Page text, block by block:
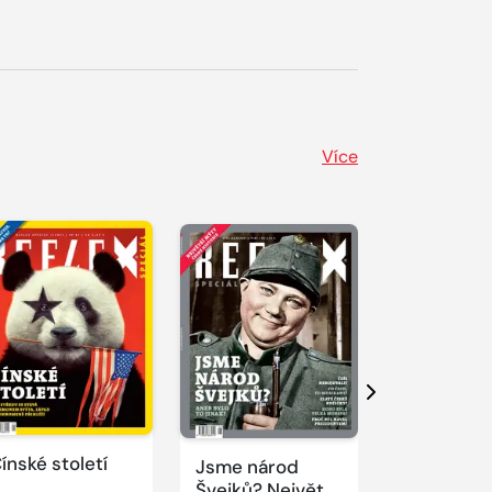
Více
století
Jsme národ
Další